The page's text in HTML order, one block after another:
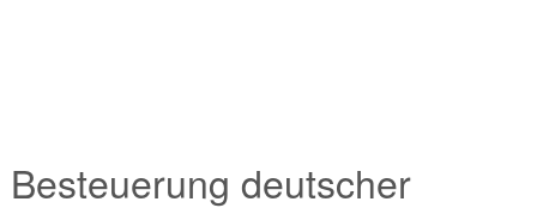
Besteuerung deutscher